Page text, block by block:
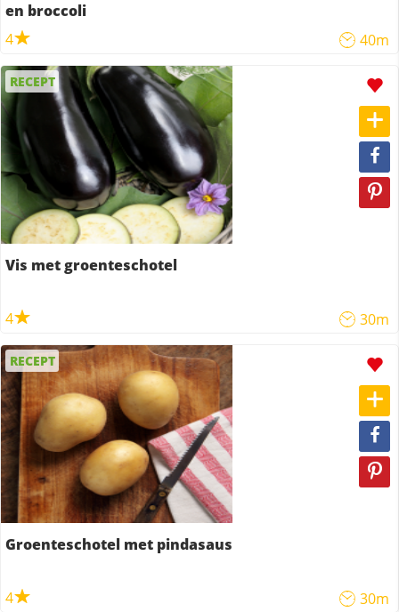
en broccoli
4
40m
RECEPT
Vis met groenteschotel
4 30m
RECEPT
Groenteschotel met pindasaus
4 30m